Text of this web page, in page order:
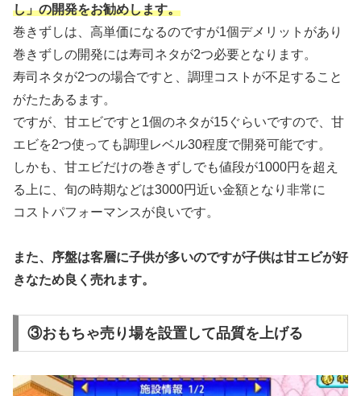
し」の開発をお勧めします。
巻きずしは、高単価になるのですが1個デメリットがあり
巻きずしの開発には寿司ネタが2つ必要となります。
寿司ネタが2つの場合ですと、調理コストが不足すること
がたたあるます。
ですが、甘エビですと1個のネタが15ぐらいですので、甘
エビを2つ使っても調理レベル30程度で開発可能です。
しかも、甘エビだけの巻きずしでも値段が1000円を超え
る上に、旬の時期などは3000円近い金額となり非常に
コストパフォーマンスが良いです。
また、序盤は客層に子供が多いのですが子供は甘エビが好
きなため良く売れます。
③おもちゃ売り場を設置して品質を上げる